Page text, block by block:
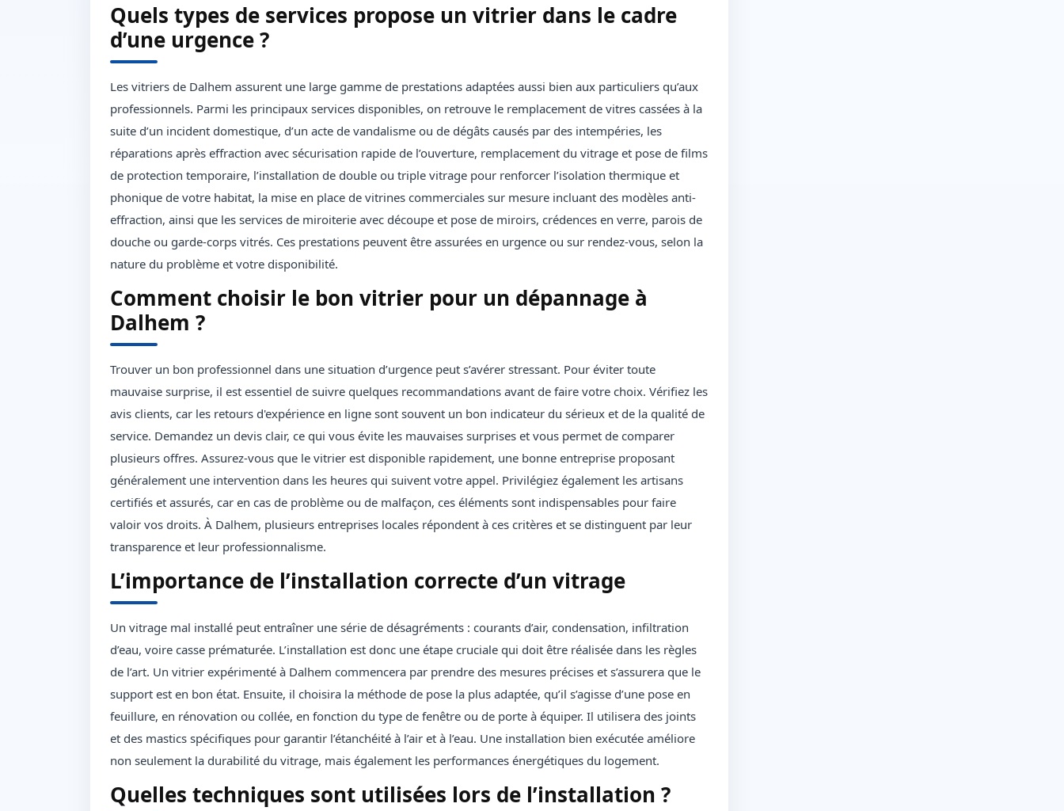
Quels types de services propose un vitrier dans le cadre
d’une urgence ?
Les vitriers de Dalhem assurent une large gamme de prestations adaptées aussi bien aux particuliers qu’aux
professionnels. Parmi les principaux services disponibles, on retrouve le remplacement de vitres cassées à la
suite d’un incident domestique, d’un acte de vandalisme ou de dégâts causés par des intempéries, les
réparations après effraction avec sécurisation rapide de l’ouverture, remplacement du vitrage et pose de films
de protection temporaire, l’installation de double ou triple vitrage pour renforcer l’isolation thermique et
phonique de votre habitat, la mise en place de vitrines commerciales sur mesure incluant des modèles anti-
effraction, ainsi que les services de miroiterie avec découpe et pose de miroirs, crédences en verre, parois de
douche ou garde-corps vitrés. Ces prestations peuvent être assurées en urgence ou sur rendez-vous, selon la
nature du problème et votre disponibilité.
Comment choisir le bon vitrier pour un dépannage à
Dalhem ?
Trouver un bon professionnel dans une situation d’urgence peut s’avérer stressant. Pour éviter toute
mauvaise surprise, il est essentiel de suivre quelques recommandations avant de faire votre choix. Vérifiez les
avis clients, car les retours d'expérience en ligne sont souvent un bon indicateur du sérieux et de la qualité de
service. Demandez un devis clair, ce qui vous évite les mauvaises surprises et vous permet de comparer
plusieurs offres. Assurez-vous que le vitrier est disponible rapidement, une bonne entreprise proposant
généralement une intervention dans les heures qui suivent votre appel. Privilégiez également les artisans
certifiés et assurés, car en cas de problème ou de malfaçon, ces éléments sont indispensables pour faire
valoir vos droits. À Dalhem, plusieurs entreprises locales répondent à ces critères et se distinguent par leur
transparence et leur professionnalisme.
L’importance de l’installation correcte d’un vitrage
Un vitrage mal installé peut entraîner une série de désagréments : courants d’air, condensation, infiltration
d’eau, voire casse prématurée. L’installation est donc une étape cruciale qui doit être réalisée dans les règles
de l’art. Un vitrier expérimenté à Dalhem commencera par prendre des mesures précises et s’assurera que le
support est en bon état. Ensuite, il choisira la méthode de pose la plus adaptée, qu’il s’agisse d’une pose en
feuillure, en rénovation ou collée, en fonction du type de fenêtre ou de porte à équiper. Il utilisera des joints
et des mastics spécifiques pour garantir l’étanchéité à l’air et à l’eau. Une installation bien exécutée améliore
non seulement la durabilité du vitrage, mais également les performances énergétiques du logement.
Quelles techniques sont utilisées lors de l’installation ?